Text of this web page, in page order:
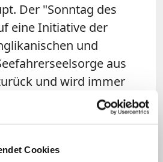
Cookies
Der "Sonntag des
eine Initiative der
und
aus
und wird immer
im Juli begangen.
Bischofskonferenz hatte
Bootsflüchtlinge